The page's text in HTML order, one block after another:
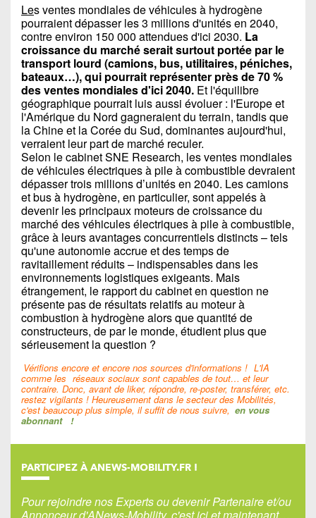
Les ventes mondiales de véhicules à hydrogène
pourraient dépasser les 3 millions d'unités en 2040,
contre environ 150 000 attendues d'ici 2030. La
croissance du marché serait surtout portée par le
transport lourd (camions, bus, utilitaires, péniches,
bateaux…), qui pourrait représenter près de 70 %
des ventes mondiales d'ici 2040. Et l'équilibre
géographique pourrait luis aussi évoluer : l'Europe et
l'Amérique du Nord gagneraient du terrain, tandis que
la Chine et la Corée du Sud, dominantes aujourd'hui,
verraient leur part de marché reculer.
Selon le cabinet SNE Research, les ventes mondiales
de véhicules électriques à pile à combustible devraient
dépasser trois millions d’unités en 2040. Les camions
et bus à hydrogène, en particulier, sont appelés à
devenir les principaux moteurs de croissance du
marché des véhicules électriques à pile à combustible,
grâce à leurs avantages concurrentiels distincts – tels
qu'une autonomie accrue et des temps de
ravitaillement réduits – indispensables dans les
environnements logistiques exigeants. Mais
étrangement, le rapport du cabinet en question ne
présente pas de résultats relatifs au moteur à
combustion à hydrogène alors que quantité de
constructeurs, de par le monde, étudient plus que
sérieusement la question ?
Vérifions encore et encore nos sources d'informations ! L'IA
comme les réseaux sociaux sont capables de tout… et leur
contraire. Donc, avant de liker, répondre, re-poster, transférer, etc.
restez vigilants ! Heureusement dans le secteur des Mobilités,
c'est beaucoup plus simple, il suffit de nous suivre, en vous
abonnant !
PARTICIPEZ À ANEWS-MOBILITY.FR !
Pour rejoindre nos Experts ou devenir Partenaire et/ou
Annonceur d'ANews-Mobility, c'est ici et maintenant…